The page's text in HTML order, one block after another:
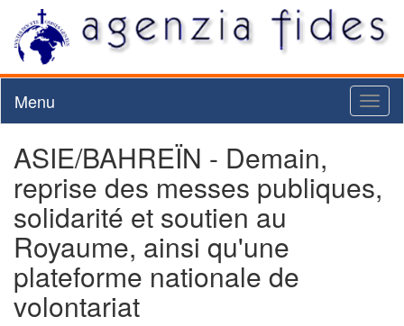
Menu
ASIE/BAHREÏN - Demain,
reprise des messes publiques,
solidarité et soutien au
Royaume, ainsi qu'une
plateforme nationale de
volontariat